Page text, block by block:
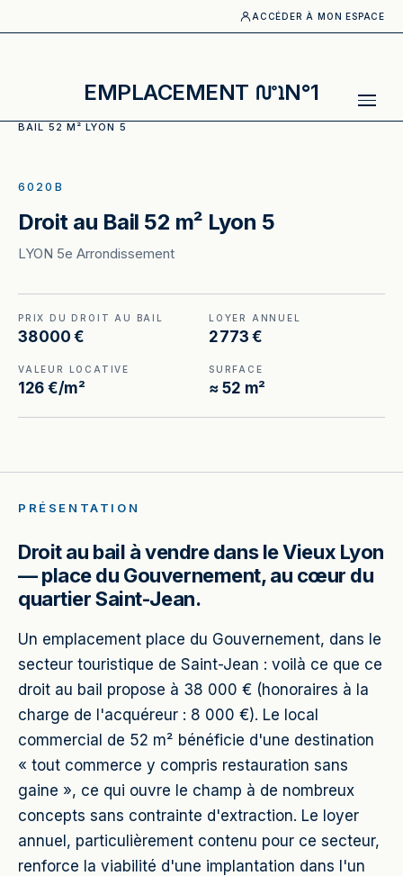
ACCÉDER À MON ESPACE
EMPLACEMENT N°1
BAIL 52 M² LYON 5
6020B
Droit au Bail 52 m² Lyon 5
LYON 5e Arrondissement
PRIX DU DROIT AU BAIL
38 000 €
LOYER ANNUEL
2 773 €
VALEUR LOCATIVE
126 €/m²
SURFACE
≈ 52 m²
PRÉSENTATION
Droit au bail à vendre dans le Vieux Lyon
— place du Gouvernement, au cœur du
quartier Saint-Jean.
Un emplacement place du Gouvernement, dans le
secteur touristique de Saint-Jean : voilà ce que ce
droit au bail propose à 38 000 € (honoraires à la
charge de l'acquéreur : 8 000 €). Le local
commercial de 52 m² bénéficie d'une destination
« tout commerce y compris restauration sans
gaine », ce qui ouvre le champ à de nombreux
concepts sans contrainte d'extraction. Le loyer
annuel, particulièrement contenu pour ce secteur,
renforce la viabilité d'une implantation dans l'un